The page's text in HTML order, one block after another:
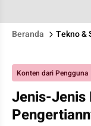
Beranda Tekno &
Konten dari Pengguna
Jenis-Jenis